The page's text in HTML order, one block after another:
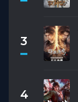
3
4